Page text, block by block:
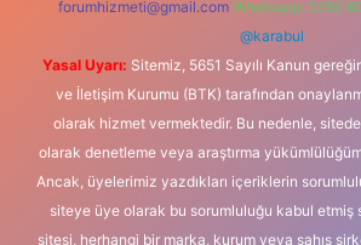
forumhizmeti@gmail.com Whatsapp: 0262
@karabul
Yasal Uyarı: Sitemiz, 5651 Sayılı Kanun
ve İletişim Kurumu (BTK) tarafından
olarak hizmet vermektedir. Bu nedenle,
olarak denetleme veya araştırma
Ancak, üyelerimiz yazdıkları içeriklerin
siteye üye olarak bu sorumluluğu kabul etmiş
sitesi, herhangi bir marka, kurum veya şahıs